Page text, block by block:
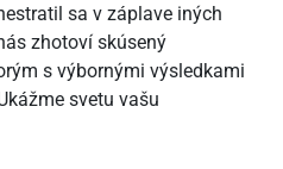
sa v záplave iných
zhotoví skúsený
s výbornými výsledkami
svetu vašu